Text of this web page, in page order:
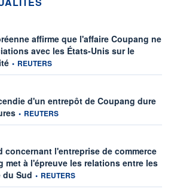
affirme que l'affaire Coupang ne
avec les États-Unis sur le
information fournie par
• REUTERS
d'un entrepôt de Coupang dure
information fournie par
• REUTERS
concernant l'entreprise de commerce
met à l'épreuve les relations entre les
du Sud information fournie par
• REUTERS